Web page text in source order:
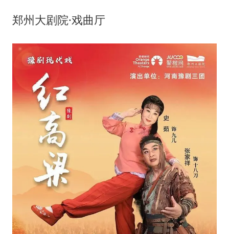
郑州大剧院·戏曲厅